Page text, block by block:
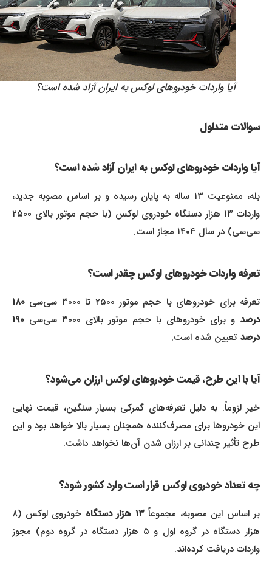
آیا واردات خودروهای لوکس به ایران آزاد شده است؟
سوالات متداول
آیا واردات خودروهای لوکس به ایران آزاد شده است؟
بله، ممنوعیت ۱۳ ساله به پایان رسیده و بر اساس مصوبه جدید،
واردات ۱۳ هزار دستگاه خودروی لوکس (با حجم موتور بالای ۲۵۰۰
سی‌سی) در سال ۱۴۰۴ مجاز است.
تعرفه واردات خودروهای لوکس چقدر است؟
تعرفه برای خودروهای با حجم موتور ۲۵۰۰ تا ۳۰۰۰ سی‌سی
۱۸۰
درصدو برای خودروهای با حجم موتور بالای ۳۰۰۰ سی‌سی
۱۹۰
درصدتعیین شده است.
آیا با این طرح، قیمت خودروهای لوکس ارزان می‌شود؟
خیر لزوماً. به دلیل تعرفه‌های گمرکی بسیار سنگین، قیمت نهایی
این خودروها برای مصرف‌کننده همچنان بسیار بالا خواهد بود و این
طرح تأثیر چندانی بر ارزان شدن آن‌ها نخواهد داشت.
چه تعداد خودروی لوکس قرار است وارد کشور شود؟
بر اساس این مصوبه، مجموعاً۱۳ هزار دستگاه
خودروی لوکس (۸
هزار دستگاه در گروه اول و ۵ هزار دستگاه در گروه دوم) مجوز
واردات دریافت کرده‌اند.